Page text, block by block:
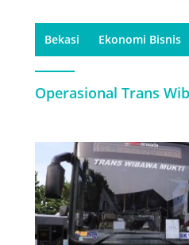
Bekasi Ekonomi Bisnis
Operasional Trans